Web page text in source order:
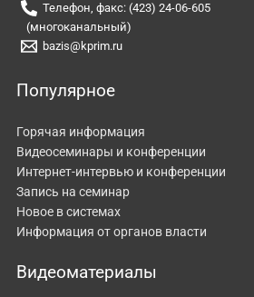
Телефон, факс: (423) 24-06-605
(многоканальный)
bazis@kprim.ru
Популярное
Горячая информация
Видеосеминары и конференции
Интернет-интервью и конференции
Запись на семинар
Новое в системах
Информация от органов власти
Видеоматериалы